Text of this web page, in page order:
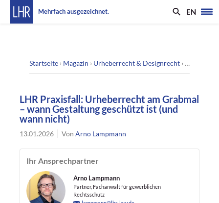
Mehrfach ausgezeichnet. EN
Startseite › Magazin › Urheberrecht & Designrecht ›LHR
LHR Praxisfall: Urheberrecht am Grabmal
– wann Gestaltung geschützt ist (und
wann nicht)
13.01.2026 VonArno Lampmann
Ihr Ansprechpartner
Arno Lampmann
Partner, Fachanwalt für gewerblichen
Rechtsschutz